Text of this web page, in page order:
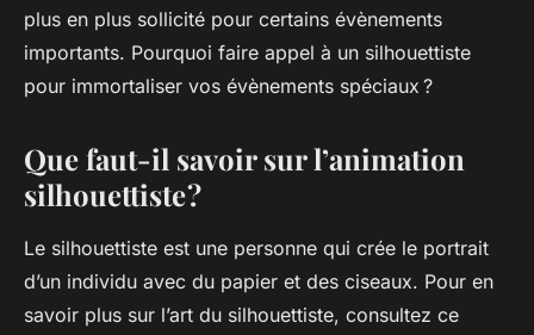
plus en plus sollicité pour certains évènements
importants. Pourquoi faire appel à un silhouettiste
pour immortaliser vos évènements spéciaux ?
Que faut-il savoir sur l’animation
silhouettiste ?
Le silhouettiste est une personne qui crée le portrait
d’un individu avec du papier et des ciseaux. Pour en
savoir plus sur l’art du silhouettiste, consultez ce